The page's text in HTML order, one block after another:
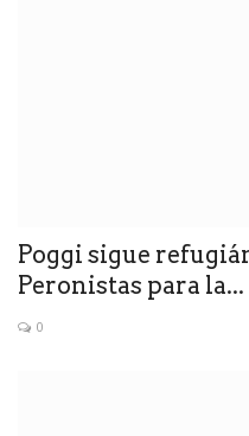
Poggi sigue
Peronistas para la...
0